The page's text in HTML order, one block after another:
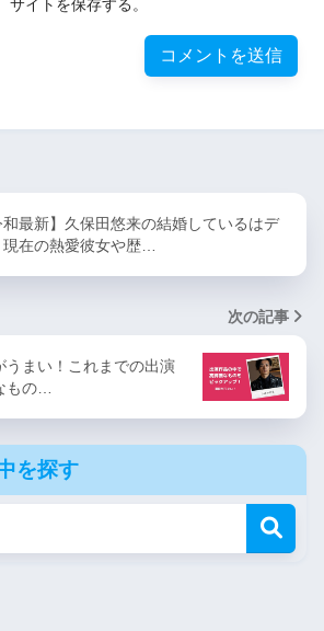
サイトを保存する。
和最新】久保田悠来の結婚しているはデ
現在の熱愛彼女や歴…
次の記事
うまい！これまでの出演
もの…
を探す